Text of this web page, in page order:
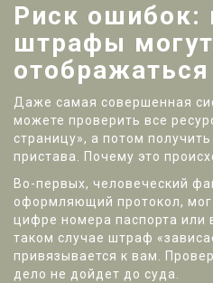
Риск ошибок:
штрафы
отображаться
Даже самая совершенная
можете проверить все
страницу», а потом
пристава. Почему это
Во-первых, человеческий
оформляющий протокол,
цифре номера паспорта или
таком случае штраф
привязывается к вам.
дело не дойдет до суда.